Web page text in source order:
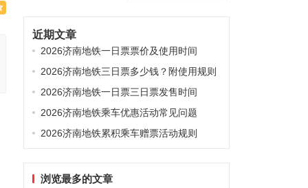
近期文章
2026济南地铁一日票票价及使用时间
2026济南地铁三日票多少钱？附使用规则
2026济南地铁一日票三日票发售时间
2026济南地铁乘车优惠活动常见问题
2026济南地铁累积乘车赠票活动规则
浏览最多的文章